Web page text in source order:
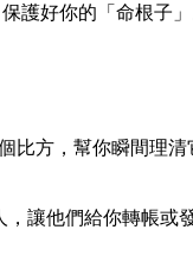
護好你的「命根子」
方，幫你瞬間理清
讓他們給你轉帳